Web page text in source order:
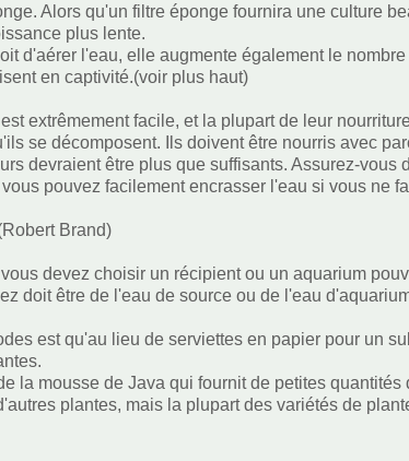
Alors qu'un filtre éponge fournira une culture
plus lente.
d'aérer l'eau, elle augmente également le
en captivité.(voir plus haut)
extrêmement facile, et la plupart de leur
se décomposent. Ils doivent être nourris avec
devraient être plus que suffisants. Assurez-vous
pouvez facilement encrasser l'eau si vous ne
Brand)
devez choisir un récipient ou un aquarium
doit être de l'eau de source ou de l'eau
est qu'au lieu de serviettes en papier pour un
la mousse de Java qui fournit de petites
plantes, mais la plupart des variétés de